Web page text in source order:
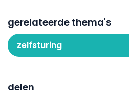
gerelateerde thema's
zelfsturing
delen